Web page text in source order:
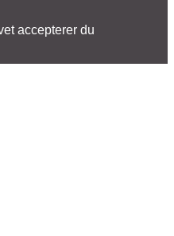
accepterer du